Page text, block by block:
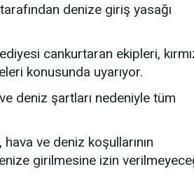
denize giriş yasağı
cankurtaran ekipleri,
konusunda uyarıyor.
deniz şartları nedeniyle tüm
hava ve deniz koşullarının
girilmesine izin